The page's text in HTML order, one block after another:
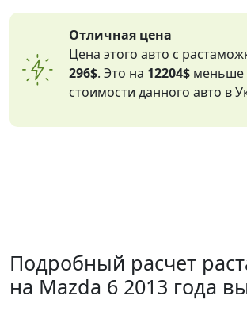
Отличная цена
Цена этого авто с
296$. Это на 12204$ меньше
стоимости данного авто в
Подробный расчет
на Mazda 6 2013 года